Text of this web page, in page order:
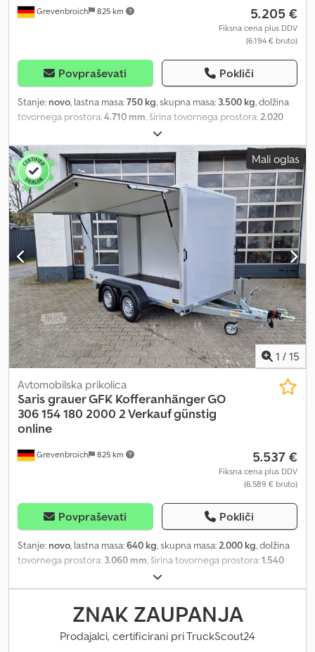
Grevenbroich 825 km 5.205 €
Fiksna cena plus DDV
(6.194 € bruto)
Povpraševati Pokliči
Stanje: novo, lastna masa:750 kg, skupna masa: 3.500 kg, dolžina
tovornega prostora:4.710 mm, širina tovornega prostora:2.020
, ANHÄNGERWIRTZ, vaše trgovina za nakup novega prikolice,
ponuja kakovostne prikolice priznanih znamk! več kot 850 novih
prikolic na zalogi več kot 130 rabljenih prikolic stalno v ponudbi
neobvezni primer: Novo 2026, naročite zdaj preko naše spletne
trgovine in se dogovorite za termin prevzema. Codpfx Aezl Htfjlyjrf
neobvezni primer: Saris Cartrailer AT 471 202 3500 2 K, prikolica za
prevoz, ki se lahko nagiba, 471 x 202 cm, 3500 kg, tandem, visoka
nosilnost, nizko podvozje, 13-palčna pnevmatika. Na voljo so
dodatne možnosti ob prevzemu na licu mestu. Termini za obisk so
možni le po predhodnem dogovoru v času odpiralnega časa:
ponedeljek - petek od 8.00 do 12.30 in od 14.00 do 18.00
sobota/nedelja zaprto ali 24 ur na dan preko naše spletne
trgovine. Vsebina in slike so zaščitene z avtorskimi pravicami -
logotipi, zaščita blagovne znamke 07/26, št. artikla: 99LAT000013
Mali oglas
1 / 15
Grevenbroich 825 km
Avtomobilska prikolica
Sarisgrauer GFK Kofferanhänger GO
306 154 180 2000 2 Verkauf günstig
online
5.537 €
Fiksna cena plus DDV
(6.589 € bruto)
Povpraševati Pokliči
Stanje: novo, lastna masa:640 kg, skupna masa:2.000 kg, dolžina
tovornega prostora: 3.060 mm, širina tovornega prostora:1.540
, višina nakladalnega prostora:
ANHÄNGERWIRTZ, spletna trgovina, kjer lahko kupite svoj novi
prikolico, ponuja vrhunske znamke! več kot 850 novih prikolic na
zalogi več kot 130 rabljenih prikolic, ki so stalno v ponudbi
neobvezni primer: nova prikolica neposredno od veletrgovca
ZNAK ZAUPANJA
Prodajalci, certificirani pri TruckScout24